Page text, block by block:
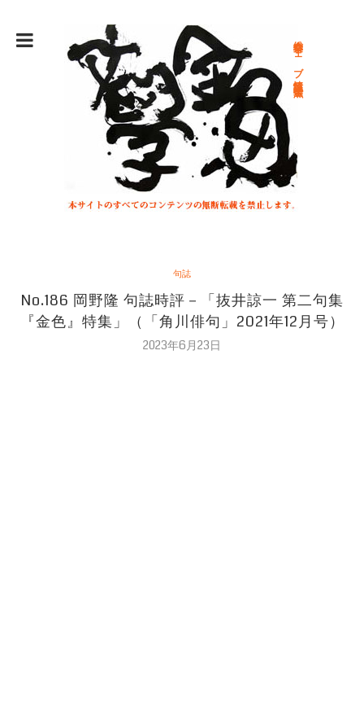
総合文学ウェブ情報誌 文学金魚
句誌
No.186 岡野隆 句誌時評－「抜井諒一 第二句集
『金色』特集」（「角川俳句」2021年12月号）
2023年6月23日